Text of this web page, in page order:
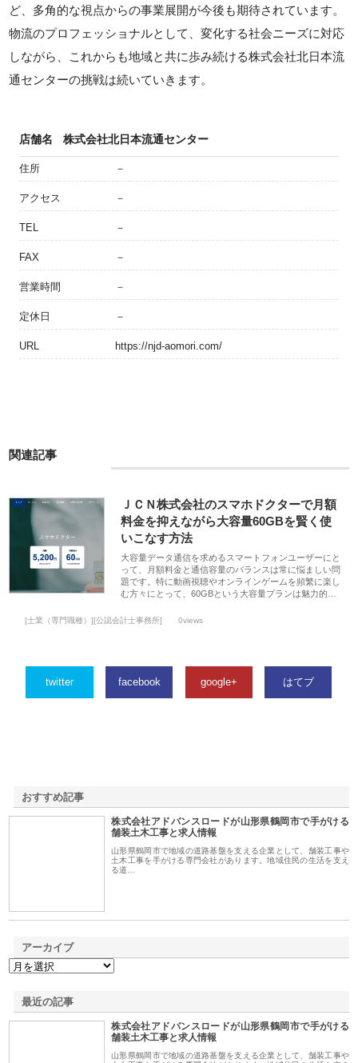
ど、多角的な視点からの事業展開が今後も期待されています。
物流のプロフェッショナルとして、変化する社会ニーズに対応
しながら、これからも地域と共に歩み続ける株式会社北日本流
通センターの挑戦は続いていきます。
店舗名 株式会社北日本流通センター
住所 －
アクセス －
TEL －
FAX －
営業時間 －
定休日 －
URL https://njd-aomori.com/
関連記事
ＪＣＮ株式会社のスマホドクターで月額
料金を抑えながら大容量60GBを賢く使
いこなす方法
大容量データ通信を求めるスマートフォンユーザーにと
って、月額料金と通信容量のバランスは常に悩ましい問
題です。特に動画視聴やオンラインゲームを頻繁に楽し
む方々にとって、60GBという大容量プランは魅力的…
[士業（専門職種）][公認会計士事務所] 0views
twitter facebook google+ はてブ
おすすめ記事
株式会社アドバンスロードが山形県鶴岡市で手がける
舗装土木工事と求人情報
山形県鶴岡市で地域の道路基盤を支える企業として、舗装工事や
土木工事を手がける専門会社があります。地域住民の生活を支え
る道…
アーカイブ
最近の記事
株式会社アドバンスロードが山形県鶴岡市で手がける
舗装土木工事と求人情報
山形県鶴岡市で地域の道路基盤を支える企業として、舗装工事や